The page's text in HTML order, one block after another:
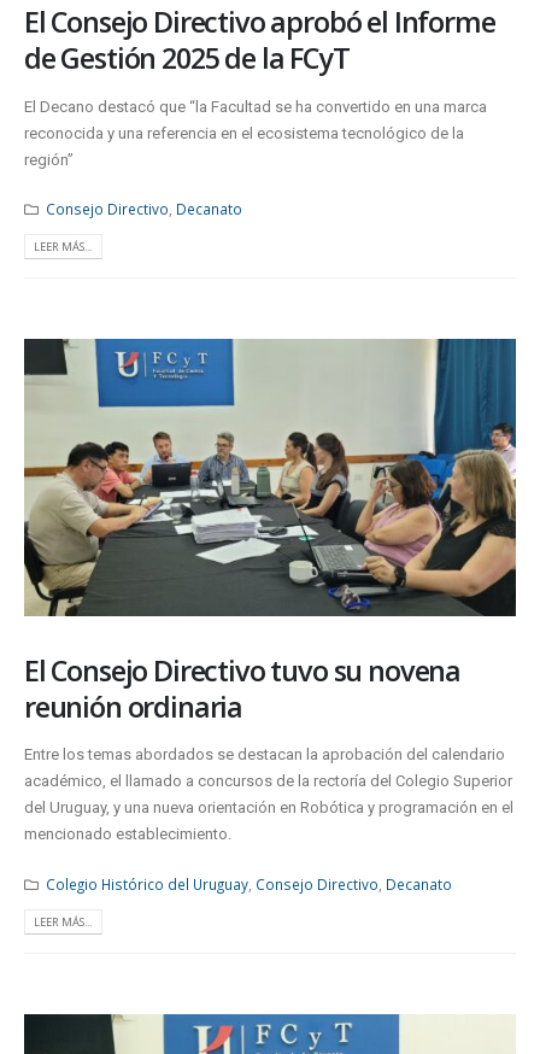
El Consejo Directivo aprobó el Informe
de Gestión 2025 de la FCyT
El Decano destacó que “la Facultad se ha convertido en una marca
reconocida y una referencia en el ecosistema tecnológico de la
región”
Consejo Directivo, Decanato
LEER MÁS...
El Consejo Directivo tuvo su novena
reunión ordinaria
Entre los temas abordados se destacan la aprobación del calendario
académico, el llamado a concursos de la rectoría del Colegio Superior
del Uruguay, y una nueva orientación en Robótica y programación en el
mencionado establecimiento.
Colegio Histórico del Uruguay, Consejo Directivo Decanato
LEER MÁS...